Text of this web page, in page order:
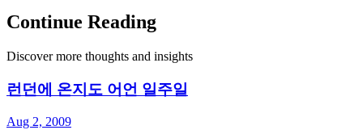
Continue Reading
Discover more thoughts and insights
런던에 온지도 어언 일주일
Aug 2, 2009